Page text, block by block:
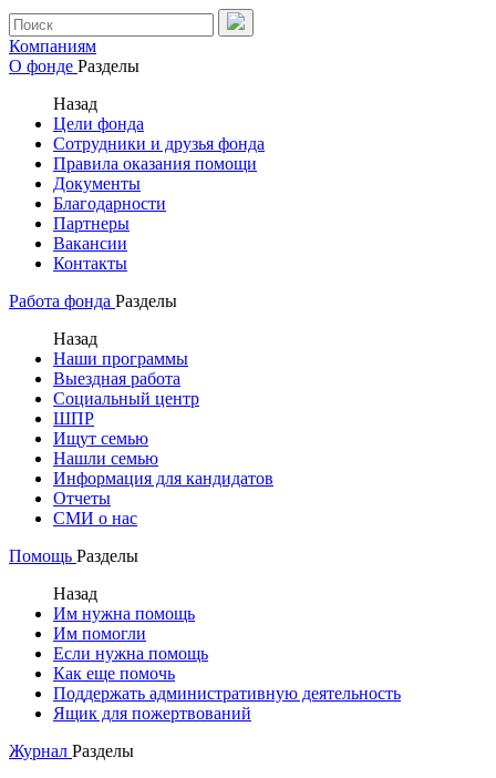
Компаниям
О фонде Разделы
Назад
Цели фонда
Сотрудники и друзья фонда
Правила оказания помощи
Документы
Благодарности
Партнеры
Вакансии
Контакты
Работа фонда Разделы
Назад
Наши программы
Выездная работа
Социальный центр
ШПР
Ищут семью
Нашли семью
Информация для кандидатов
Отчеты
СМИ о нас
Помощь Разделы
Назад
Им нужна помощь
Им помогли
Если нужна помощь
Как еще помочь
Поддержать административную деятельность
Ящик для пожертвований
Журнал Разделы